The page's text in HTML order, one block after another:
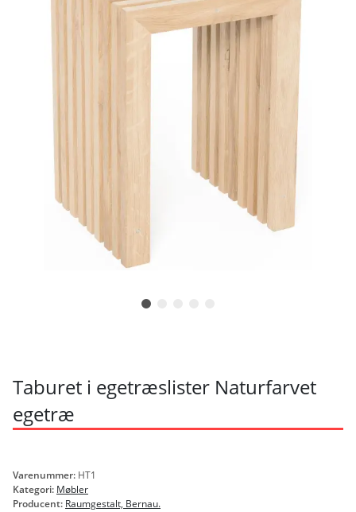
Taburet i egetræslister Naturfarvet
egetræ
Varenummer: HT1
Kategori: Møbler
Producent: Raumgestalt, Bernau.